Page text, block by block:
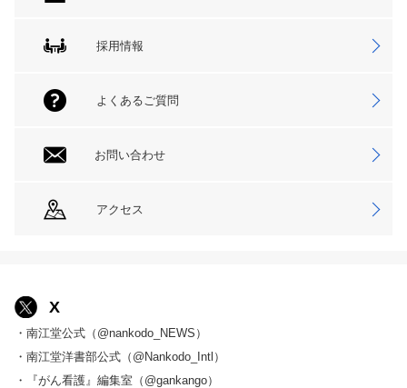
採用情報
よくあるご質問
お問い合わせ
アクセス
X
・南江堂公式（@nankodo_NEWS）
・南江堂洋書部公式（@Nankodo_Intl）
・『がん看護』編集室（@gankango）